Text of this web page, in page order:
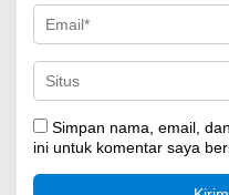
Simpan nama, email,
ini untuk komentar saya